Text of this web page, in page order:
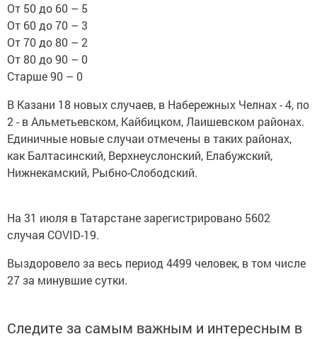
От 50 до 60 – 5
От 60 до 70 – 3
От 70 до 80 – 2
От 80 до 90 – 0
Старше 90 – 0
В Казани 18 новых случаев, в Набережных Челнах - 4, по
2 - в Альметьевском, Кайбицком, Лаишевском районах.
Единичные новые случаи отмечены в таких районах,
как Балтасинский, Верхнеуслонский, Елабужский,
Нижнекамский, Рыбно-Слободский.
На 31 июля в Татарстане зарегистрировано 5602
случая COVID-19.
Выздоровело за весь период 4499 человек, в том числе
27 за минувшие сутки.
Следите за самым важным и интересным в